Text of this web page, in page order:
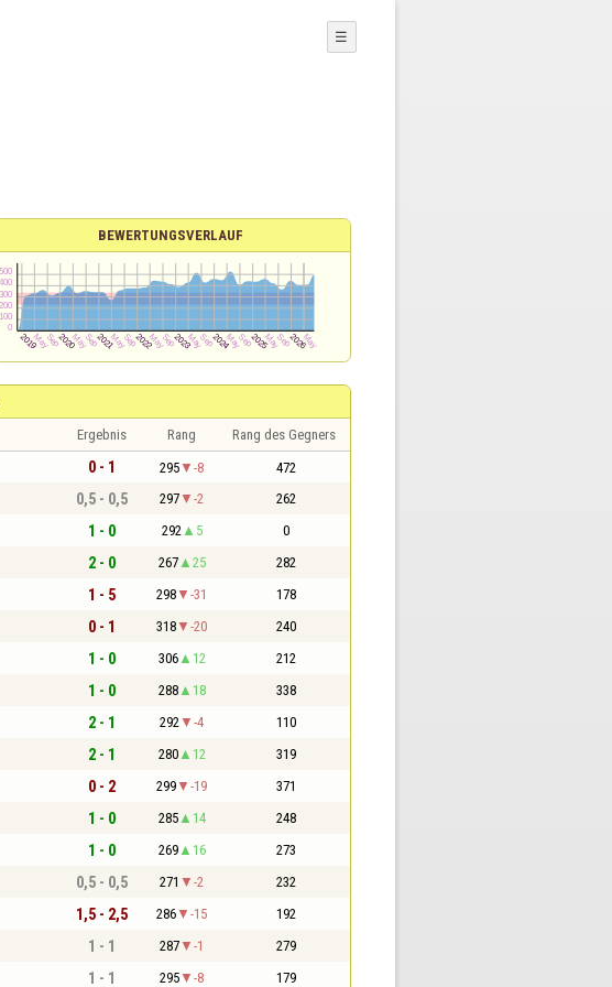
☰
BEWERTUNGSVERLAUF
Ergebnis Rang Rang des Gegners
0 - 1 295 -8 472
0,5 - 0,5 297 -2 262
1 - 0 292 5 0
2 - 0 267 25 282
1 - 5 298 -31 178
0 - 1 318 -20 240
1 - 0 306 12 212
1 - 0 288 18 338
2 - 1 292 -4 110
2 - 1 280 12 319
0 - 2 299 -19 371
1 - 0 285 14 248
1 - 0 269 16 273
0,5 - 0,5 271 -2 232
1,5 - 2,5 286 -15 192
1 - 1 287 -1 279
1 - 1 295 -8 179